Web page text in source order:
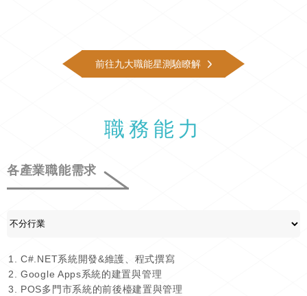
前往九大職能星測驗瞭解
職務能力
各產業職能需求
C#.NET系統開發&維護、程式撰寫
Google Apps系統的建置與管理
POS多門市系統的前後檯建置與管理